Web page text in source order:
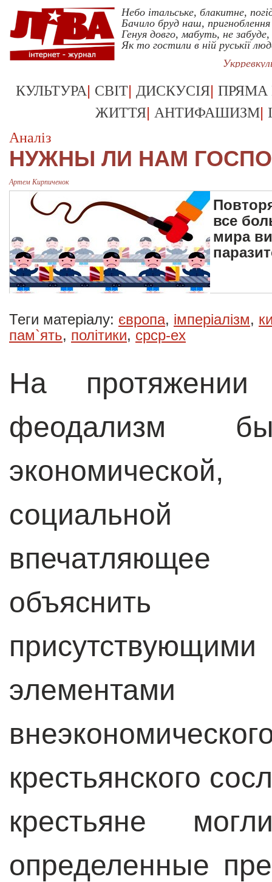
Небо італьське, блакитне,
Бачило бруд наш, пригноблення
Генуя довго, мабуть, не забуде,
Як то гостили в ній руськії
КУЛЬТУРА| СВІТ| ДИСКУСІЯ| ПРЯМА
ЖИТТЯ| АНТИФАШИЗМ|
Аналіз
НУЖНЫ ЛИ НАМ
Артем Кирпиченок
все
мира
Теги матеріалу: європа, імперіалізм,
пам`ять, політики, срср-ex
На
феодализм
социальной
впечатляющее
объяснить
крестьянского
крестьяне
определенные